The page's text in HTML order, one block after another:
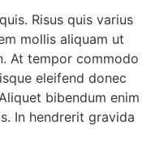
Risus quis varius
mollis aliquam ut
At tempor commodo
eleifend donec
bibendum enim
In hendrerit gravida